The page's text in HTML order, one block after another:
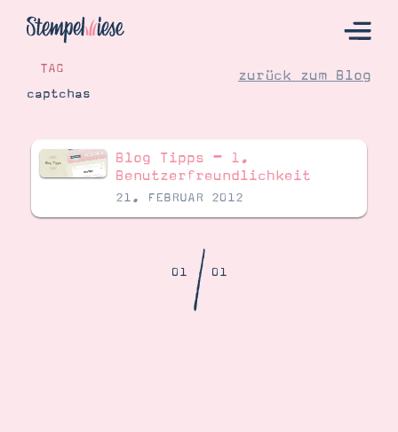
Hier Starten
Katalog
Bestellen
TAG
captchas
zurück zum Blog
Blog Tipps – 1.
Benutzerfreundlichkeit
21. FEBRUAR 2012
01/01